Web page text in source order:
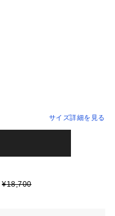
サイズ詳細を見る
¥18,700